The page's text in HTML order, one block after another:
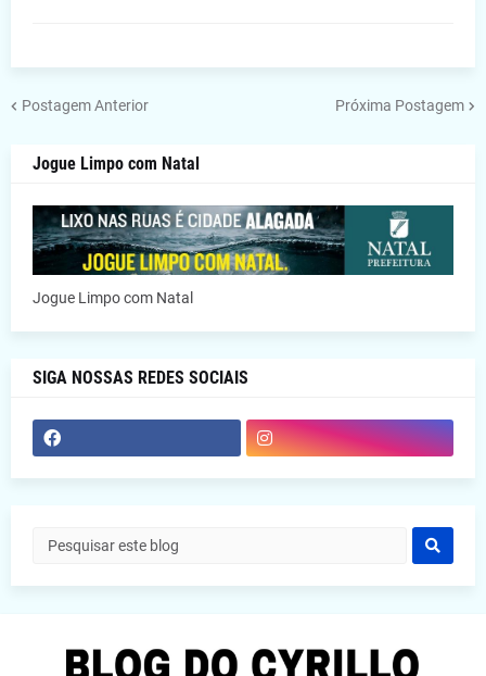
Postagem Anterior Próxima Postagem
Jogue Limpo com Natal
Jogue Limpo com Natal
SIGA NOSSAS REDES SOCIAIS